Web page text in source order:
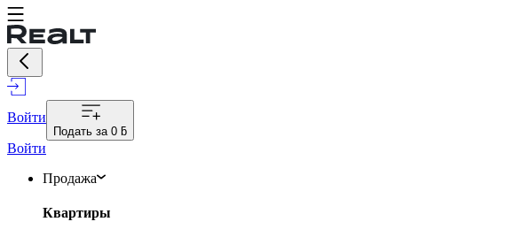
Войти
Подать за 0 ƃ
Войти
Продажа
Квартиры